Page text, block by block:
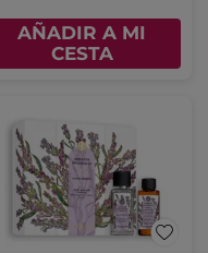
AÑADIR A MI
CESTA